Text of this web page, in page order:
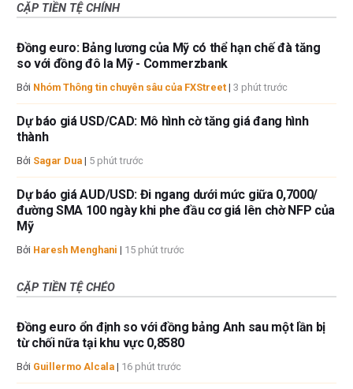
CẶP TIỀN TỆ CHÍNH
Đồng euro: Bảng lương của Mỹ có thể hạn chế đà tăng
so với đồng đô la Mỹ - Commerzbank
Bởi Nhóm Thông tin chuyên sâu của FXStreet | 3 phút trước
Dự báo giá USD/CAD: Mô hình cờ tăng giá đang hình
thành
Bởi Sagar Dua | 5 phút trước
Dự báo giá AUD/USD: Đi ngang dưới mức giữa 0,7000/
đường SMA 100 ngày khi phe đầu cơ giá lên chờ NFP của
Mỹ
Bởi Haresh Menghani | 15 phút trước
CẶP TIỀN TỆ CHÉO
Đồng euro ổn định so với đồng bảng Anh sau một lần bị
từ chối nữa tại khu vực 0,8580
Bởi Guillermo Alcala | 16 phút trước